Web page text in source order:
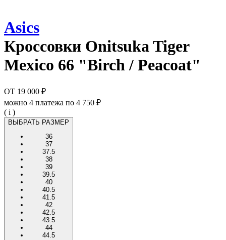
Asics
Кроссовки Onitsuka Tiger
Mexico 66 "Birch / Peacoat"
ОТ 19 000 ₽
можно 4 платежа по 4 750 ₽
( i )
ВЫБРАТЬ РАЗМЕР
36
37
37.5
38
39
39.5
40
40.5
41.5
42
42.5
43.5
44
44.5